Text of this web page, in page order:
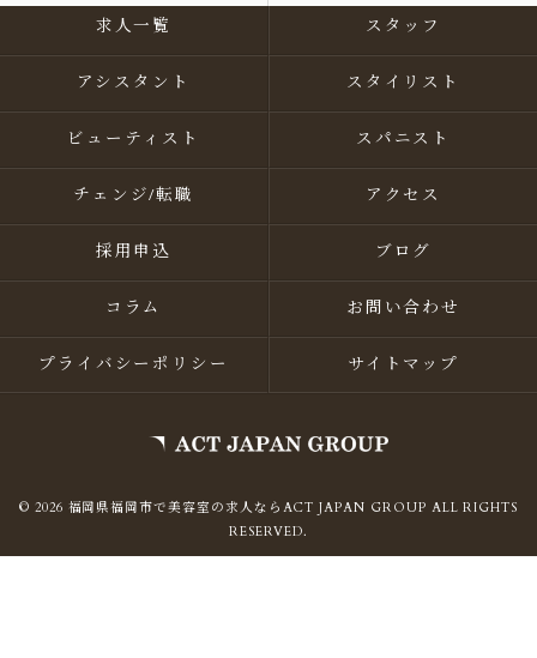
求人一覧 スタッフ
アシスタント スタイリスト
ビューティスト スパニスト
チェンジ/転職 アクセス
採用申込 ブログ
コラム お問い合わせ
プライバシーポリシー サイトマップ
© 2026 福岡県福岡市で美容室の求人ならACT JAPAN GROUP ALL RIGHTS
RESERVED.